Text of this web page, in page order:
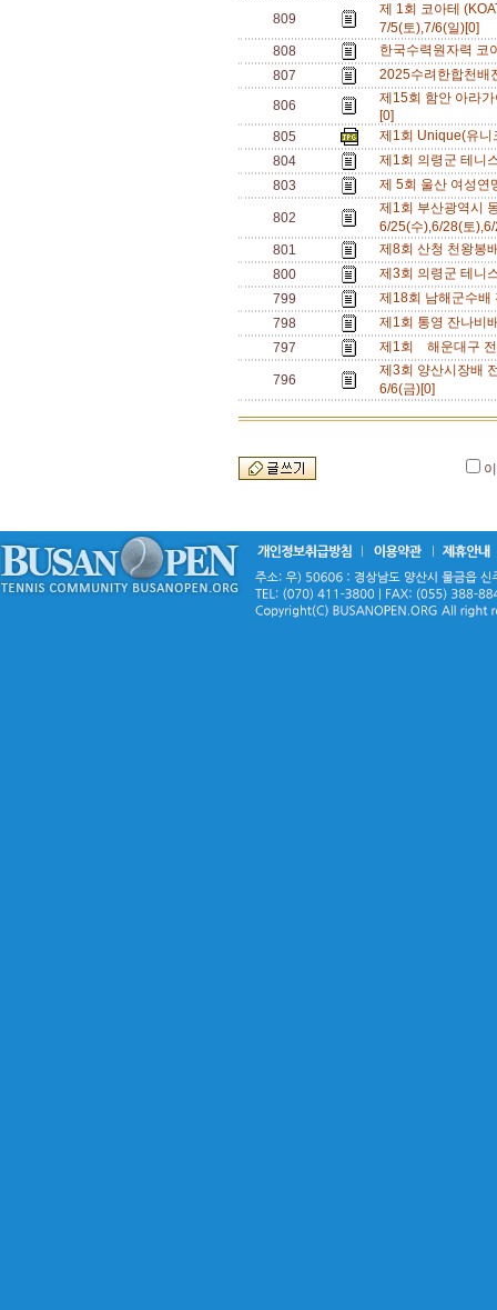
809
제 1회 코아테
7/5(토),7/6(일)[0]
808
한국수력원자력 코
807
2025수려한합천배
806
제15회 함안 아라
[0]
805
제1회 Unique(유
804
제1회 의령군 테니
803
제 5회 울산 여성
802
제1회 부산광역시
6/25(수),6/28(토
801
제8회 산청 천왕봉
800
제3회 의령군 테니
799
제18회 남해군수
798
제1회 통영 잔나비
797
제1회 해운대구
796
제3회 양산시장배
6/6(금)[0]